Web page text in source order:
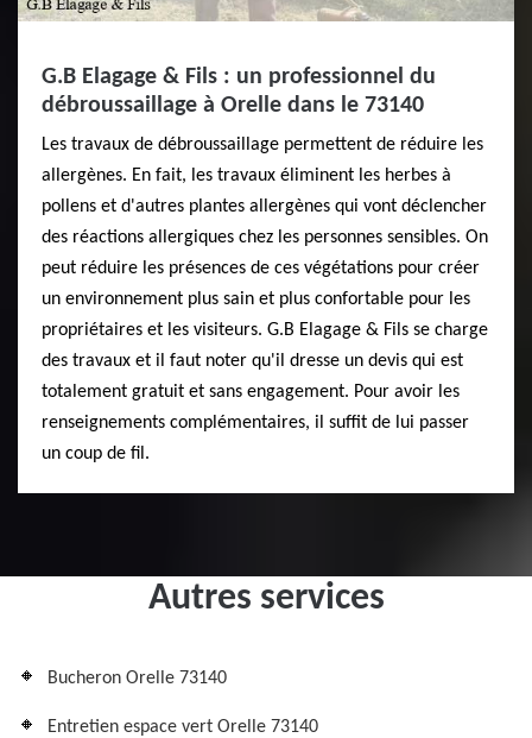
G.B Elagage & Fils : un professionnel du
débroussaillage à Orelle dans le 73140
Les travaux de débroussaillage permettent de réduire les
allergènes. En fait, les travaux éliminent les herbes à
pollens et d'autres plantes allergènes qui vont déclencher
des réactions allergiques chez les personnes sensibles. On
peut réduire les présences de ces végétations pour créer
un environnement plus sain et plus confortable pour les
propriétaires et les visiteurs. G.B Elagage & Fils se charge
des travaux et il faut noter qu'il dresse un devis qui est
totalement gratuit et sans engagement. Pour avoir les
renseignements complémentaires, il suffit de lui passer
un coup de fil.
Autres services
Bucheron Orelle 73140
Entretien espace vert Orelle 73140